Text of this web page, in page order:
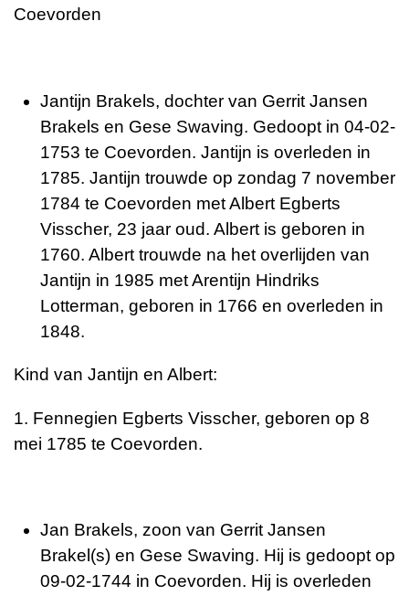
Coevorden
Jantijn Brakels, dochter van Gerrit Jansen
Brakels en Gese Swaving. Gedoopt in 04-02-
1753 te Coevorden. Jantijn is overleden in
1785. Jantijn trouwde op zondag 7 november
1784 te Coevorden met Albert Egberts
Visscher, 23 jaar oud. Albert is geboren in
1760. Albert trouwde na het overlijden van
Jantijn in 1985 met Arentijn Hindriks
Lotterman, geboren in 1766 en overleden in
1848.
Kind van Jantijn en Albert:
1. Fennegien Egberts Visscher, geboren op 8
mei 1785 te Coevorden.
Jan Brakels, zoon van Gerrit Jansen
Brakel(s) en Gese Swaving. Hij is gedoopt op
09-02-1744 in Coevorden. Hij is overleden